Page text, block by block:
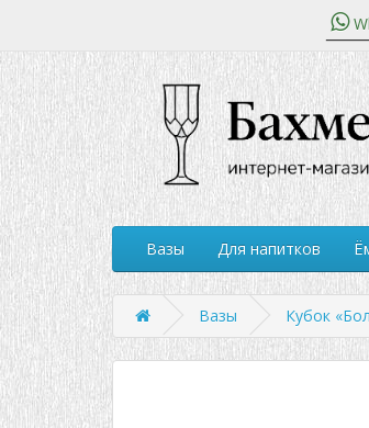
Вазы Для напитков
Вазы Кубок